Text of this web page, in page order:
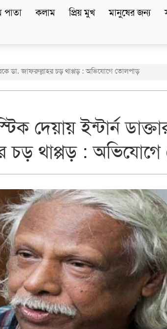
পাতা কলাম প্রিয় মুখ মানুষের জন্য
ডা. জাফরুল্লাহর চড় থাপ্পড় : অভিযোগে তোলপাড়
দেয়ায় ইন্টার্ন
চড় থাপ্পড় :